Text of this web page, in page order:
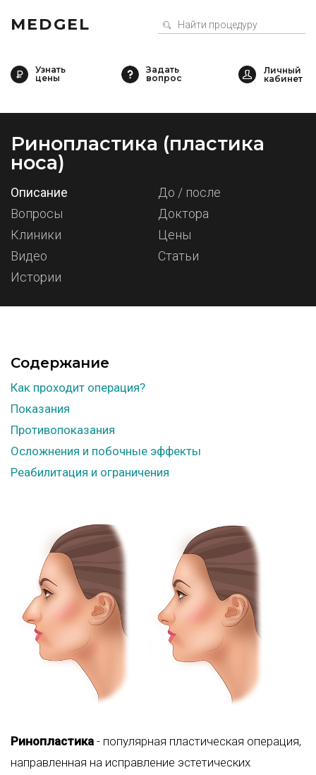
MEDGEL
Узнать
цены
Задать
вопрос
Ринопластика (пластика
носа)
Описание
До / после
Вопросы
Доктора
Клиники
Цены
Видео
Статьи
Истории
Содержание
Как проходит операция?
Показания
Противопоказания
Осложнения и побочные эффекты
Реабилитация и ограничения
Ринопластика - популярная пластическая операция,
направленная на исправление эстетических